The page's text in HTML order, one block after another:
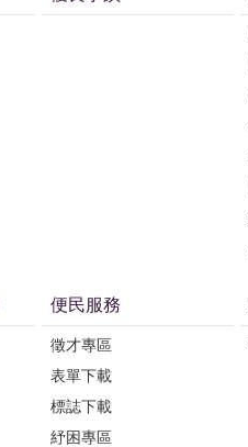
便民服務
徵才專區
表單下載
標誌下載
紓困專區